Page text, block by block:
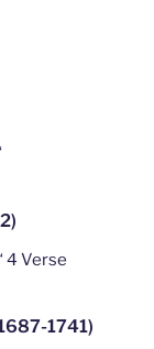
4 Verse
1741)